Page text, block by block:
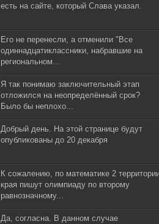
есть на сайте, который Слава указал.
Его не перенесли, а отменили "Все
одиннадцатиклассники, набравшие на
региональном...
Я так понимаю заключительный этап
отложился на неопределённый срок?
Было бы неплохо...
Добрый день. На этой странице будут
опубликованы до 20 декабря
К сожалению, по математике 2
края пишут олимпиаду по второму
равнозначному...
Да, согласна. В данном случае